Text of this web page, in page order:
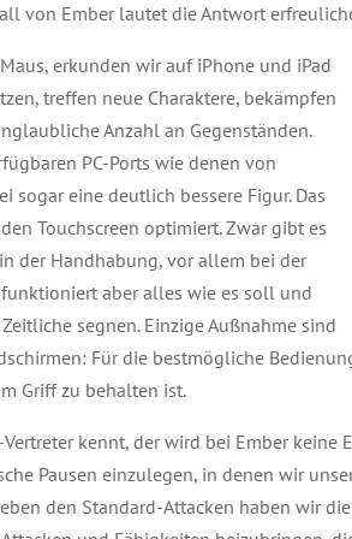
von Ember lautet die Antwort
erkunden wir auf iPhone und iPad
treffen neue Charaktere, bekämpfen
Anzahl an Gegenständen.
PC-Ports wie denen von
sogar eine deutlich bessere Figur. Das
Touchscreen optimiert. Zwar gibt es
der Handhabung, vor allem bei der
aber alles wie es soll und
segnen. Einzige Außnahme sind
Für die bestmögliche
Griff zu behalten ist.
kennt, der wird bei Ember
Pausen einzulegen, in denen wir
den Standard-Attacken haben wir